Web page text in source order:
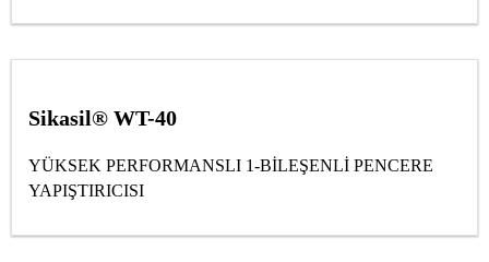
Sikasil® WT-40
YÜKSEK PERFORMANSLI 1-BİLEŞENLİ PENCERE
YAPIŞTIRICISI